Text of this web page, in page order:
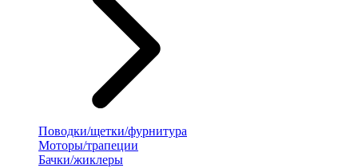
Поводки/щетки/фурнитура
Моторы/трапеции
Бачки/жиклеры